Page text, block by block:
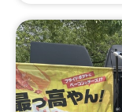
りマンゴー、い
あげ丼、とろと
ルーロー飯、ト
ライス、鶏皮せ